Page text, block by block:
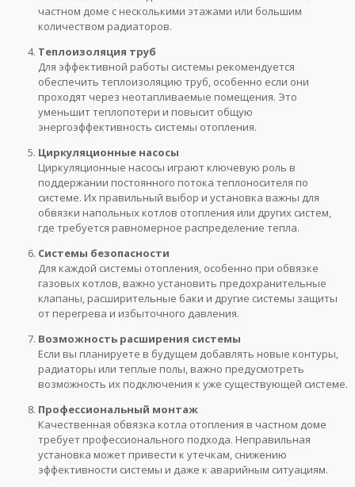
частном доме с несколькими этажами или большим
количеством радиаторов.
Теплоизоляция труб
Для эффективной работы системы рекомендуется
обеспечить теплоизоляцию труб, особенно если они
проходят через неотапливаемые помещения. Это
уменьшит теплопотери и повысит общую
энергоэффективность системы отопления.
Циркуляционные насосы
Циркуляционные насосы играют ключевую роль в
поддержании постоянного потока теплоносителя по
системе. Их правильный выбор и установка важны для
обвязки напольных котлов отопления или других систем,
где требуется равномерное распределение тепла.
Системы безопасности
Для каждой системы отопления, особенно при обвязке
газовых котлов, важно установить предохранительные
клапаны, расширительные баки и другие системы защиты
от перегрева и избыточного давления.
Возможность расширения системы
Если вы планируете в будущем добавлять новые контуры,
радиаторы или теплые полы, важно предусмотреть
возможность их подключения к уже существующей системе.
Профессиональный монтаж
Качественная обвязка котла отопления в частном доме
требует профессионального подхода. Неправильная
установка может привести к утечкам, снижению
эффективности системы и даже к аварийным ситуациям.